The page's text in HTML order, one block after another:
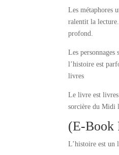
Les métaphores
ralentit la
profond.
Les
l’histoire est
livres
Le livre est
sorcière du Midi
(E-Book
L’histoire est un